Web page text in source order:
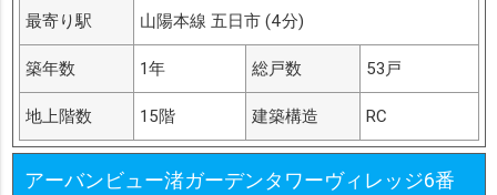
最寄り駅 山陽本線 五日市 (4分)
築年数 1年 総戸数 53戸
地上階数 15階 建築構造 RC
アーバンビュー渚ガーデンタワーヴィレッジ6番